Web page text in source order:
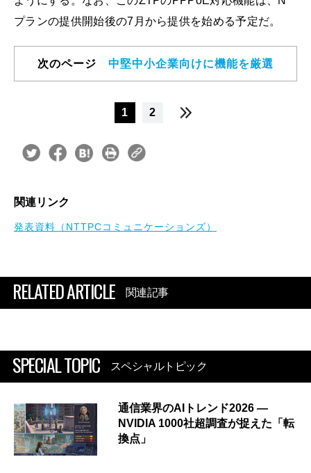
プランの提供開始後の7月から提供を始める予定だ。
次のページ 中堅中小企業向けに機能を厳選
1 2
関連リンク
発表資料（NTTPCコミュニケーションズ）
RELATED ARTICLE 関連記事
SPECIAL TOPIC スペシャルトピック
通信業界のAIトレンド2026 ―
NVIDIA 1000社超調査が捉えた「転
換点」